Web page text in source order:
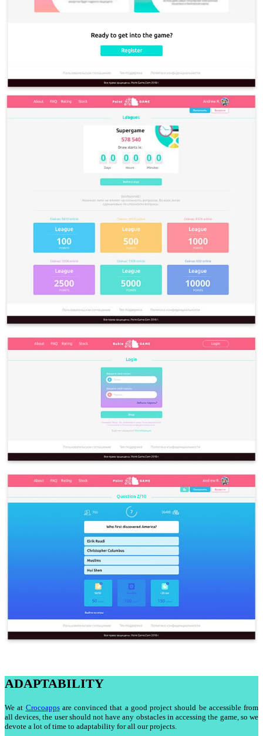
ADAPTABILITY
We at Crocoappsare convinced that a good project should be accessible from
all devices, the user should not have any obstacles in accessing the game, so we
devote a lot of time to adaptability for all our projects.